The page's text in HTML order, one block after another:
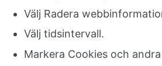
Välj Radera
Välj tidsintervall.
Markera Cookies och